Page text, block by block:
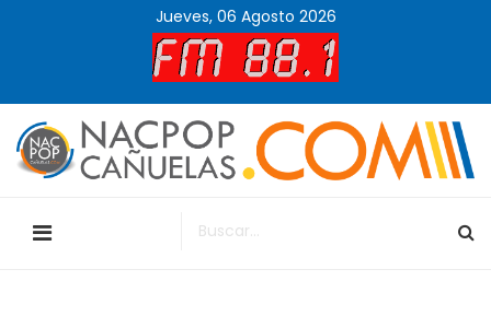
Jueves, 06 Agosto 2026